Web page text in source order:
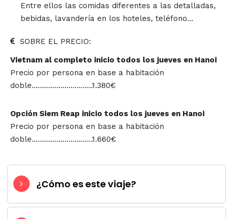
Entre ellos las comidas diferentes a las detalladas,
bebidas, lavandería en los hoteles, teléfono...
SOBRE EL PRECIO:
Vietnam al completo inicio todos los jueves en Hanoi
Precio por persona en base a habitación
doble…………………………1.380€
Opción Siem Reap inicio todos los jueves en Hanoi
Precio por persona en base a habitación
doble…………………………1.660€
¿Cómo es este viaje?